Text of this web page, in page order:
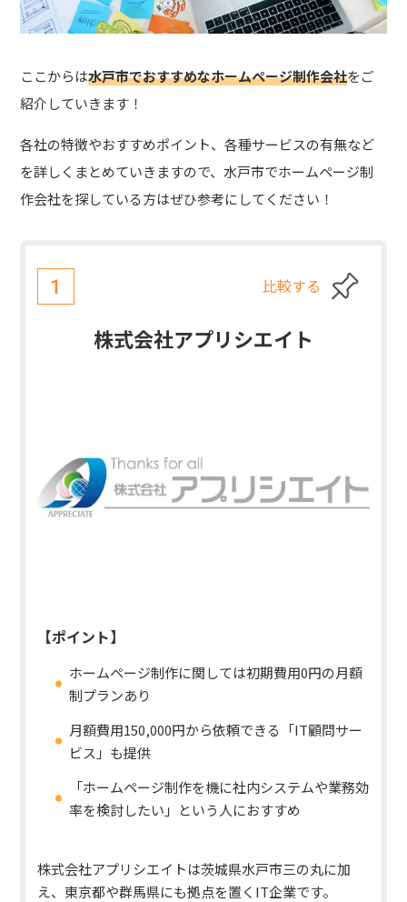
ここからは水戸市でおすすめなホームページ制作会社をご
紹介していきます！
各社の特徴やおすすめポイント、各種サービスの有無など
を詳しくまとめていきますので、水戸市でホームページ制
作会社を探している方はぜひ参考にしてください！
1 比較する
株式会社アプリシエイト
【ポイント】
ホームページ制作に関しては初期費用0円の月額
制プランあり
月額費用150,000円から依頼できる「IT顧問サー
ビス」も提供
「ホームページ制作を機に社内システムや業務効
率を検討したい」という人におすすめ
株式会社アプリシエイトは茨城県水戸市三の丸に加
え、東京都や群馬県にも拠点を置くIT企業です。